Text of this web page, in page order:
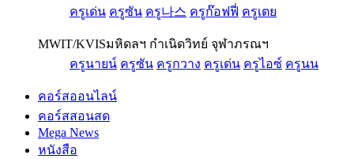
ครูเด่น ครูซัน ครู나스 ครูก๊อฟฟี่ ครูเตย
MWIT/KVISมหิดลฯ กำเนิดวิทย์ จุฬาภรณฯ
ครูนายน์ ครูซัน ครูกวาง ครูเด่น ครูไอซ์ ครูนน
คอร์สออนไลน์
คอร์สสอนสด
Mega News
หนังสือ